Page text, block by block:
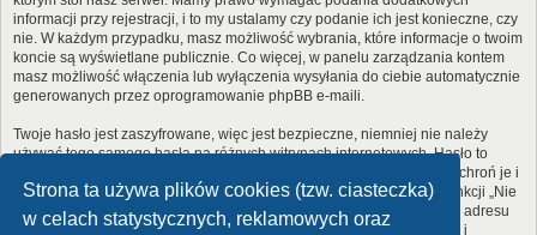
Strona ta używa plików cookies (tzw. ciasteczka)
w celach statystycznych, reklamowych oraz
informacji przy rejestracji, i to my ustalamy czy podanie ich jest konieczne, czy
nie. W każdym przypadku, masz możliwość wybrania, które informacje o twoim
koncie są wyświetlane publicznie. Co więcej, w panelu zarządzania kontem
masz możliwość włączenia lub wyłączenia wysyłania do ciebie automatycznie
generowanych przez oprogramowanie phpBB e-maili.
Twoje hasło jest zaszyfrowane, więc jest bezpieczne, niemniej nie należy
używać tego samego hasła na różnych witrynach internetowych. Hasło to
umożliwia dostęp do twojego konta na „Forum Dinozaury.com”, więc chroń je i
w żadnym wypadku nie podawajnikomu. Jeśli je zapomnisz, użyj funkcji „Nie
pamiętam hasła”. Witryna poprosi cię o podanie nazwy użytkownika i adresu
e-mail. Po podaniu tych danych zostanie wygenerowane nowe hasło i